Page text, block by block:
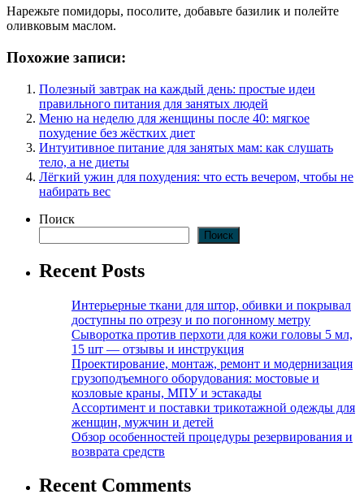
Нарежьте помидоры, посолите, добавьте базилик и полейте
оливковым маслом.
Похожие записи:
Полезный завтрак на каждый день: простые идеи
правильного питания для занятых людей
Меню на неделю для женщины после 40: мягкое
похудение без жёстких диет
Интуитивное питание для занятых мам: как слушать
тело, а не диеты
Лёгкий ужин для похудения: что есть вечером, чтобы не
набирать вес
Поиск
Поиск
Recent Posts
Интерьерные ткани для штор, обивки и покрывал
доступны по отрезу и по погонному метру
Сыворотка против перхоти для кожи головы 5 мл,
15 шт — отзывы и инструкция
Проектирование, монтаж, ремонт и модернизация
грузоподъемного оборудования: мостовые и
козловые краны, МПУ и эстакады
Ассортимент и поставки трикотажной одежды для
женщин, мужчин и детей
Обзор особенностей процедуры резервирования и
возврата средств
Recent Comments